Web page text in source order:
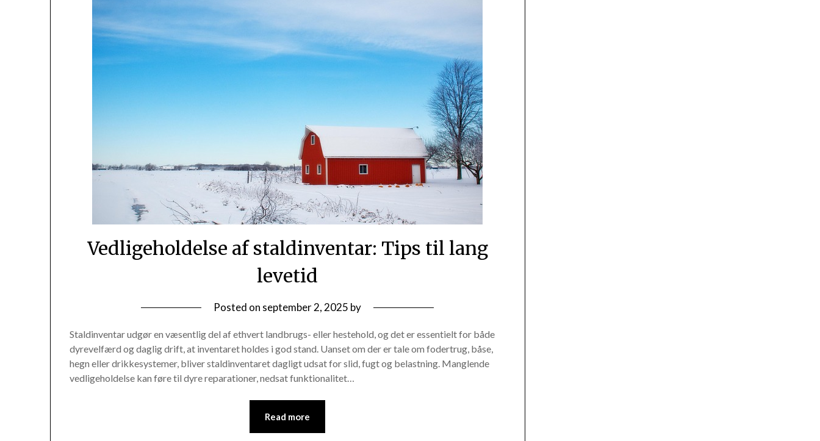
Vedligeholdelse af staldinventar: Tips til lang
levetid
Posted on september 2, 2025 by
Staldinventar udgør en væsentlig del af ethvert landbrugs- eller hestehold, og det er essentielt for både
dyrevelfærd og daglig drift, at inventaret holdes i god stand. Uanset om der er tale om fodertrug, båse,
hegn eller drikkesystemer, bliver staldinventaret dagligt udsat for slid, fugt og belastning. Manglende
vedligeholdelse kan føre til dyre reparationer, nedsat funktionalitet…
Read more